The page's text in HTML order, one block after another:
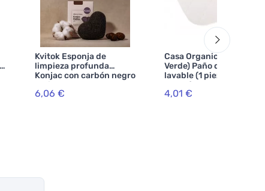
Kvitok Esponja de
limpieza profunda
Konjac con carbón negro
activado
6,06 €
Casa Organica (Tierra
Verde) Paño de cocina
lavable (1 pieza) - de
algodón ecológico y
bambú
4,01 €